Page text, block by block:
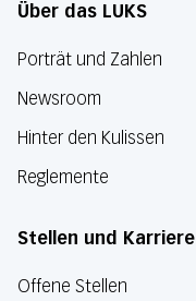
Über das LUKS
Porträt und Zahlen
Newsroom
Hinter den Kulissen
Reglemente
Stellen und Karriere
Offene Stellen